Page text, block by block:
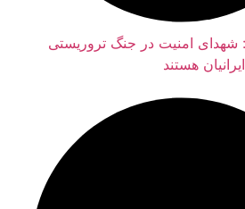
در جنگ تروریستی